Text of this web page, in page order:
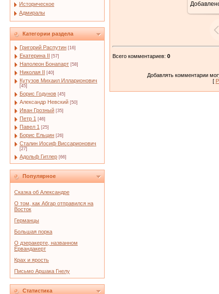
Историческое
Адмиралы
Категории раздела
Григорий Распутин [16]
Екатерина II [57]
Наполеон Бонапарт [58]
Николая II [40]
Кутузов Михаил Илларионович
[45]
Борис Годунов [45]
Александр Невский [50]
Иван Грозный [35]
Петр 1 [46]
Павел 1 [25]
Борис Ельцин [26]
Сталин Иосиф Виссарионович
[27]
Адольф Гитлер [66]
Популярное
Сказка об Александре
О том, как Абгар отправился на
Восток
Германцы
Большая порка
О дзеракерте, названном
Ервандакерт
Крах и ярость
Письмо Аршака Гнелу
Статистика
Всего комментариев: 0
Добавлять комментарии
[